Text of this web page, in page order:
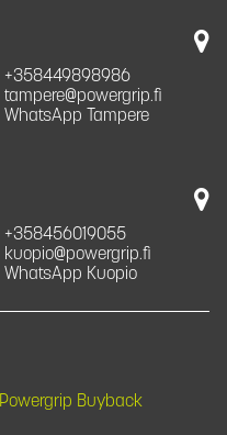
+358449898986
tampere@powergrip.fi
WhatsApp Tampere
+358456019055
kuopio@powergrip.fi
WhatsApp Kuopio
Powergrip Buyback